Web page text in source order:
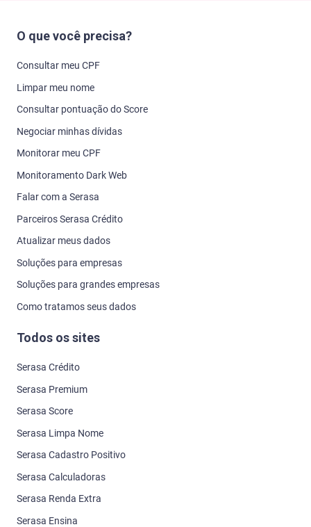
O que você precisa?
Consultar meu CPF
Limpar meu nome
Consultar pontuação do Score
Negociar minhas dívidas
Monitorar meu CPF
Monitoramento Dark Web
Falar com a Serasa
Parceiros Serasa Crédito
Atualizar meus dados
Soluções para empresas
Soluções para grandes empresas
Como tratamos seus dados
Todos os sites
Serasa Crédito
Serasa Premium
Serasa Score
Serasa Limpa Nome
Serasa Cadastro Positivo
Serasa Calculadoras
Serasa Renda Extra
Serasa Ensina